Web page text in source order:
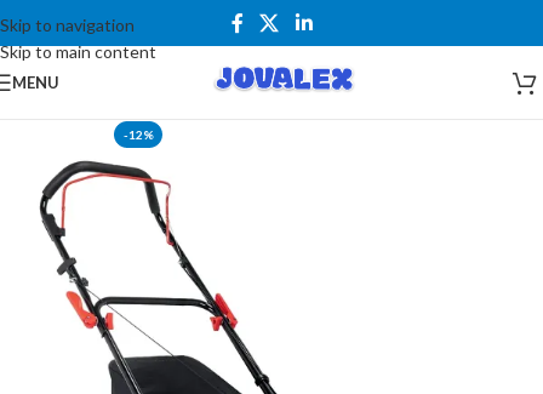
Skip to navigation
Skip to main content
MENU
-12%